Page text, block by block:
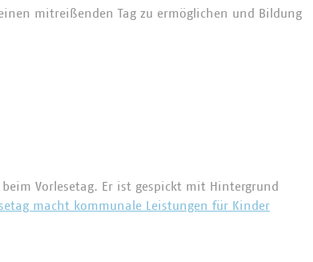
mitreißenden Tag zu ermöglichen und Bildung
Vorlesetag. Er ist gespickt mit Hintergrund
macht kommunale Leistungen für Kinder